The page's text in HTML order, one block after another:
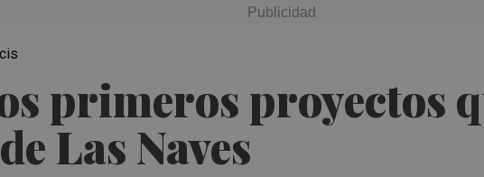
primeros proyectos
Las Naves